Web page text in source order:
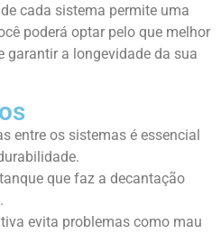
cada sistema permite uma
poderá optar pelo que melhor
garantir a longevidade da sua
entre os sistemas é essencial
que faz a decantação
evita problemas como mau